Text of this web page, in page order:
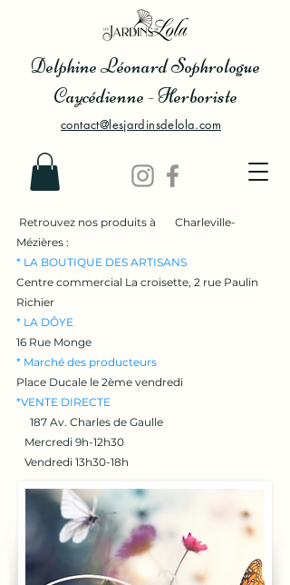
Delphine Léonard Sophrologue
Caycédienne - Herboriste
Retrouvez nos produits à Charleville-
Mézières :
* LA BOUTIQUE DES ARTISANS
Centre commercial La croisette, 2 rue Paulin
Richier
* LA DÔYE
16 Rue Monge
* Marché des producteurs
Place Ducale le 2ème vendredi
*VENTE DIRECTE
187 Av. Charles de Gaulle
Mercredi 9h-12h30
Vendredi 13h30-18h
contact@lesjardinsdelola.com